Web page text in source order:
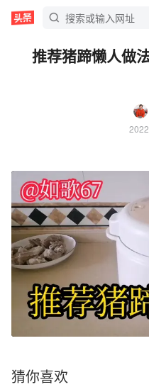
推荐猪蹄懒人做
猜你喜欢